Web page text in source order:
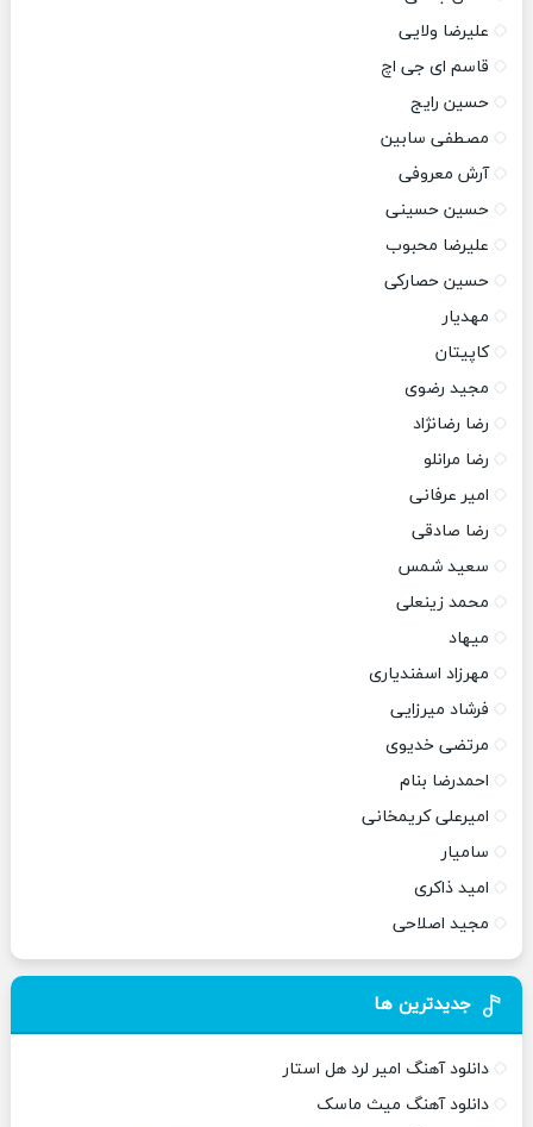
علیرضا ولایی
قاسم ای جی اچ
حسین رایج
مصطفی سابین
آرش معروفی
حسین حسینی
علیرضا محبوب
حسین حصارکی
مهدیار
کاپیتان
مجید رضوی
رضا رضانژاد
رضا مرانلو
امیر عرفانی
رضا صادقی
سعید شمس
محمد زینعلی
میهاد
مهرزاد اسفندیاری
فرشاد میرزایی
مرتضی خدیوی
احمدرضا بنام
امیرعلی کریمخانی
سامیار
امید ذاکری
مجید اصلاحی
جدیدترین ها
دانلود آهنگ امیر لرد هل استار
دانلود آهنگ میث ماسک